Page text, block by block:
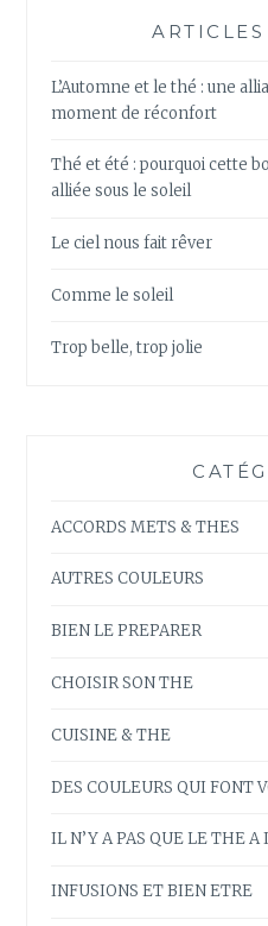
L’Automne et le thé : une
moment de réconfort
Thé et été : pourquoi cette
alliée sous le soleil
Le ciel nous fait rêver
Comme le soleil
Trop belle, trop jolie
ACCORDS METS & THES
AUTRES COULEURS
BIEN LE PREPARER
CHOISIR SON THE
CUISINE & THE
DES COULEURS QUI FONT
IL N’Y A PAS QUE LE THE A
INFUSIONS ET BIEN ETRE